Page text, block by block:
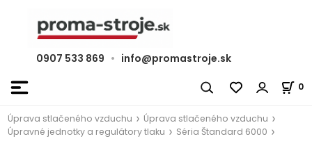
0907 533 869 • info@promastroje.sk
0
Úprava stlačeného vzduchu
Úprava stlačeného vzduchu
Úpravné jednotky a regulátory tlaku
Séria Štandard 6000